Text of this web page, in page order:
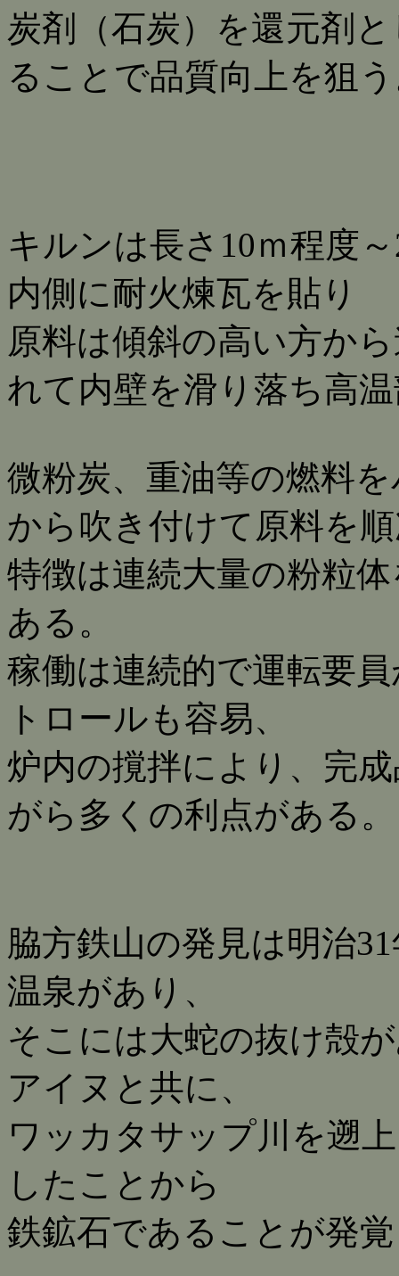
炭剤（石炭）を還元剤
ることで品質向上を狙
キルンは長さ10ｍ程度
内側に耐火煉瓦を貼り
原料は傾斜の高い方か
れて内壁を滑り落ち高
微粉炭、重油等の燃料
から吹き付けて原料を
特徴は連続大量の粉粒
ある。
稼働は連続的で運転要
トロールも容易、
炉内の撹拌により、完
がら多くの利点がある。
脇方鉄山の発見は明治
温泉があり、
そこには大蛇の抜け殻
アイヌと共に、
ワッカタサップ川を遡
したことから
鉄鉱石であることが発